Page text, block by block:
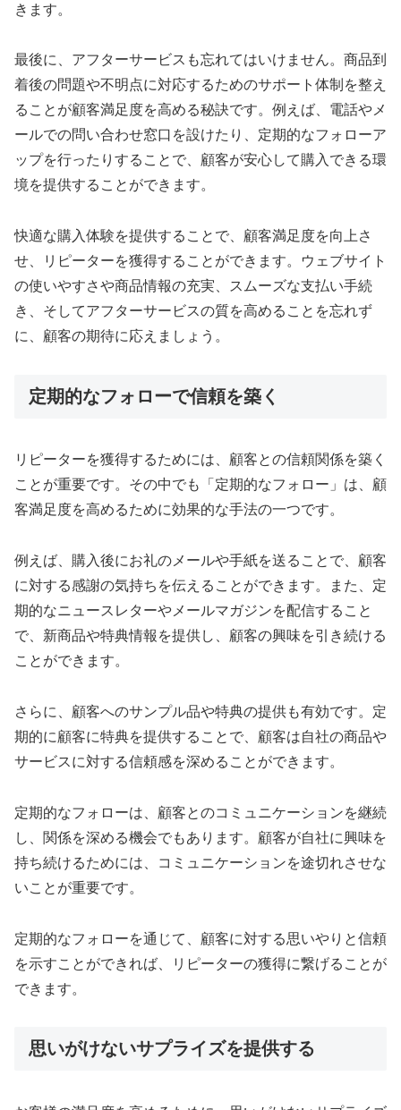
きます。
最後に、アフターサービスも忘れてはいけません。商品到
着後の問題や不明点に対応するためのサポート体制を整え
ることが顧客満足度を高める秘訣です。例えば、電話やメ
ールでの問い合わせ窓口を設けたり、定期的なフォローア
ップを行ったりすることで、顧客が安心して購入できる環
境を提供することができます。
快適な購入体験を提供することで、顧客満足度を向上さ
せ、リピーターを獲得することができます。ウェブサイト
の使いやすさや商品情報の充実、スムーズな支払い手続
き、そしてアフターサービスの質を高めることを忘れず
に、顧客の期待に応えましょう。
定期的なフォローで信頼を築く
リピーターを獲得するためには、顧客との信頼関係を築く
ことが重要です。その中でも「定期的なフォロー」は、顧
客満足度を高めるために効果的な手法の一つです。
例えば、購入後にお礼のメールや手紙を送ることで、顧客
に対する感謝の気持ちを伝えることができます。また、定
期的なニュースレターやメールマガジンを配信すること
で、新商品や特典情報を提供し、顧客の興味を引き続ける
ことができます。
さらに、顧客へのサンプル品や特典の提供も有効です。定
期的に顧客に特典を提供することで、顧客は自社の商品や
サービスに対する信頼感を深めることができます。
定期的なフォローは、顧客とのコミュニケーションを継続
し、関係を深める機会でもあります。顧客が自社に興味を
持ち続けるためには、コミュニケーションを途切れさせな
いことが重要です。
定期的なフォローを通じて、顧客に対する思いやりと信頼
を示すことができれば、リピーターの獲得に繋げることが
できます。
思いがけないサプライズを提供する